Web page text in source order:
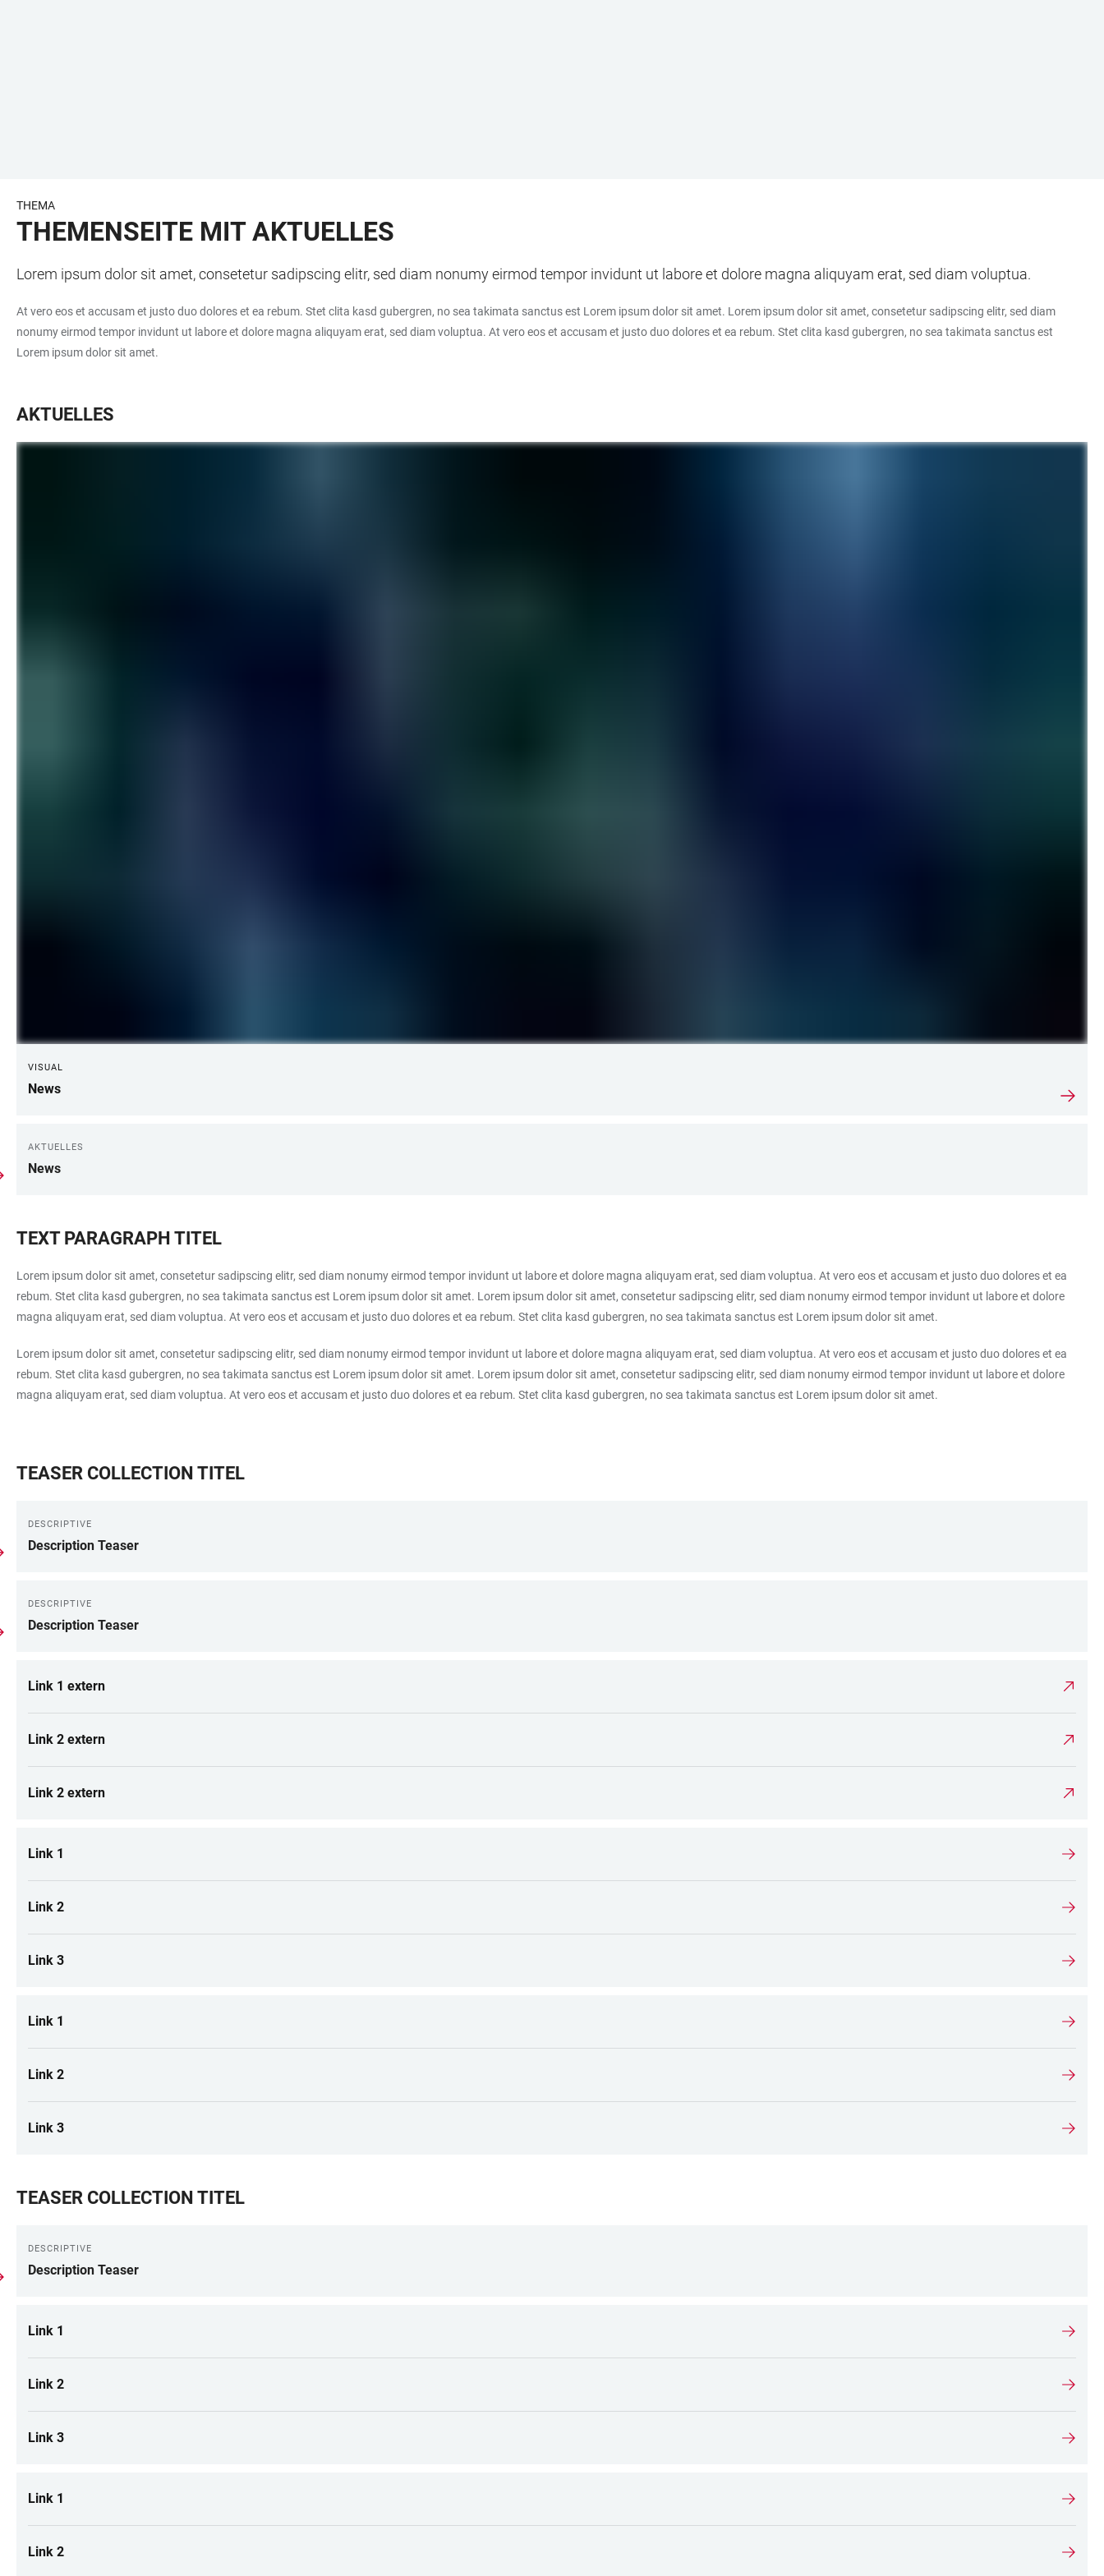
THEMA
THEMENSEITE MIT AKTUELLES
Lorem ipsum dolor sit amet, consetetur sadipscing elitr, sed diam nonumy eirmod tempor invidunt ut labore et dolore magna aliquyam erat, sed diam voluptua.
At vero eos et accusam et justo duo dolores et ea rebum. Stet clita kasd gubergren, no sea takimata sanctus est Lorem ipsum dolor sit amet. Lorem ipsum dolor sit amet, consetetur sadipscing elitr, sed diam
nonumy eirmod tempor invidunt ut labore et dolore magna aliquyam erat, sed diam voluptua. At vero eos et accusam et justo duo dolores et ea rebum. Stet clita kasd gubergren, no sea takimata sanctus est
Lorem ipsum dolor sit amet.
AKTUELLES
VISUAL
News
AKTUELLES
News
TEXT PARAGRAPH TITEL
Lorem ipsum dolor sit amet, consetetur sadipscing elitr, sed diam nonumy eirmod tempor invidunt ut labore et dolore magna aliquyam erat, sed diam voluptua. At vero eos et accusam et justo duo dolores et ea
rebum. Stet clita kasd gubergren, no sea takimata sanctus est Lorem ipsum dolor sit amet. Lorem ipsum dolor sit amet, consetetur sadipscing elitr, sed diam nonumy eirmod tempor invidunt ut labore et dolore
magna aliquyam erat, sed diam voluptua. At vero eos et accusam et justo duo dolores et ea rebum. Stet clita kasd gubergren, no sea takimata sanctus est Lorem ipsum dolor sit amet.
Lorem ipsum dolor sit amet, consetetur sadipscing elitr, sed diam nonumy eirmod tempor invidunt ut labore et dolore magna aliquyam erat, sed diam voluptua. At vero eos et accusam et justo duo dolores et ea
rebum. Stet clita kasd gubergren, no sea takimata sanctus est Lorem ipsum dolor sit amet. Lorem ipsum dolor sit amet, consetetur sadipscing elitr, sed diam nonumy eirmod tempor invidunt ut labore et dolore
magna aliquyam erat, sed diam voluptua. At vero eos et accusam et justo duo dolores et ea rebum. Stet clita kasd gubergren, no sea takimata sanctus est Lorem ipsum dolor sit amet.
TEASER COLLECTION TITEL
DESCRIPTIVE
Description Teaser
DESCRIPTIVE
Description Teaser
Link 1 extern
Link 2 extern
Link 2 extern
Link 1
Link 2
Link 3
Link 1
Link 2
Link 3
TEASER COLLECTION TITEL
DESCRIPTIVE
Description Teaser
Link 1
Link 2
Link 3
Link 1
Link 2